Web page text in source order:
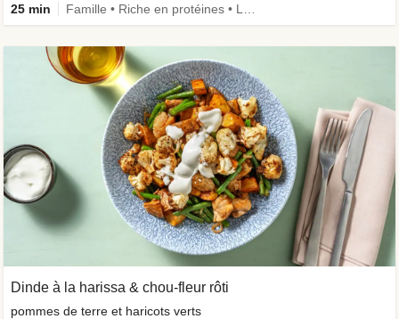
Dinde à la harissa & chou-fleur rôti
pommes de terre et haricots verts
25 min